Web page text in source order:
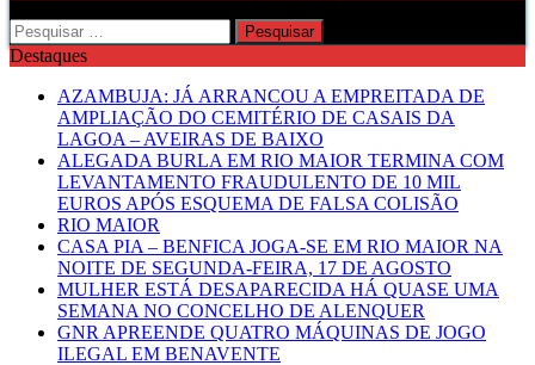
Pesquisar
por:
Destaques
AZAMBUJA: JÁ ARRANCOU A EMPREITADA DE
AMPLIAÇÃO DO CEMITÉRIO DE CASAIS DA
LAGOA – AVEIRAS DE BAIXO
ALEGADA BURLA EM RIO MAIOR TERMINA COM
LEVANTAMENTO FRAUDULENTO DE 10 MIL
EUROS APÓS ESQUEMA DE FALSA COLISÃO
RIO MAIOR
CASA PIA – BENFICA JOGA-SE EM RIO MAIOR NA
NOITE DE SEGUNDA-FEIRA, 17 DE AGOSTO
MULHER ESTÁ DESAPARECIDA HÁ QUASE UMA
SEMANA NO CONCELHO DE ALENQUER
GNR APREENDE QUATRO MÁQUINAS DE JOGO
ILEGAL EM BENAVENTE